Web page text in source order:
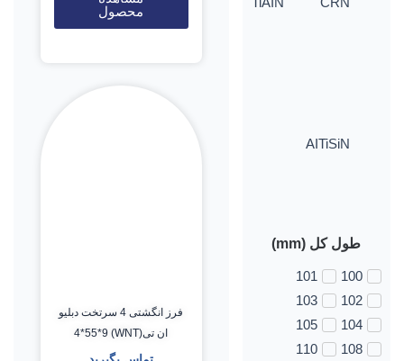
AITiSiN
طول کل (mm)
100
101
102
103
104
105
108
110
محصول
فرز انگشتی 4 سرتخت دبلیو
ان تی(WNT) 4*55*9